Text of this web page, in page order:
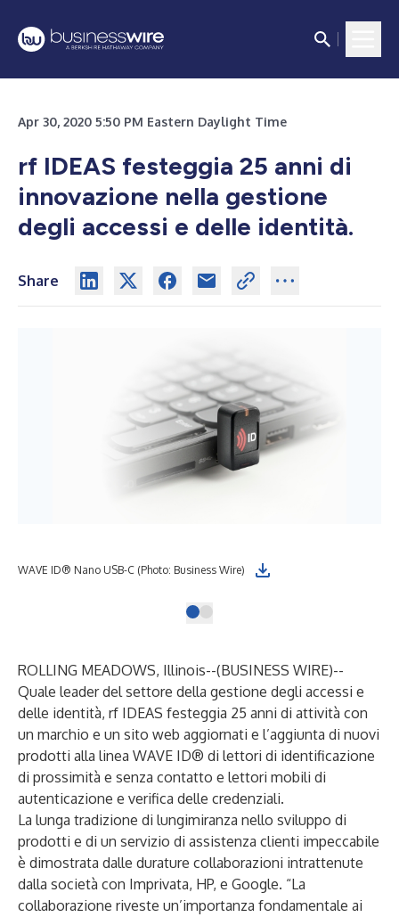
Apr 30, 2020 5:50 PM Eastern Daylight Time
rf IDEAS festeggia 25 anni di
innovazione nella gestione
degli accessi e delle identità.
Share
WAVE ID® Nano USB-C (Photo: Business Wire)
ROLLING MEADOWS, Illinois--(BUSINESS WIRE)--
Quale leader del settore della gestione degli accessi e
delle identità, rf IDEAS festeggia 25 anni di attività con
un marchio e un sito web aggiornati e l’aggiunta di nuovi
prodotti alla linea WAVE ID® di lettori di identificazione
di prossimità e senza contatto e lettori mobili di
autenticazione e verifica delle credenziali.
La lunga tradizione di lungimiranza nello sviluppo di
prodotti e di un servizio di assistenza clienti impeccabile
è dimostrata dalle durature collaborazioni intrattenute
dalla società con Imprivata, HP, e Google. “La
collaborazione riveste un’importanza fondamentale ai